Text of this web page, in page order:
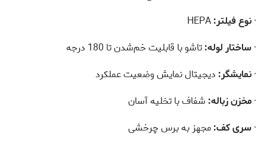
·نوع فیلتر:
·ساختار لوله:تاشو با قابلیت خم‌شدن تا 180 درجه
·نمایشگر: دیجیتال نمایش وضعیت عملکرد
·مخزن زباله: شفاف با تخلیه آسان
·سری کف:مجهز به برس چرخشی